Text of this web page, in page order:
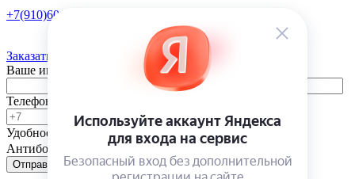
+7(910)601-10-10
Заказать обратный звонок
Ваше имя
Телефон
Удобное время
-
Антибот
Отправить